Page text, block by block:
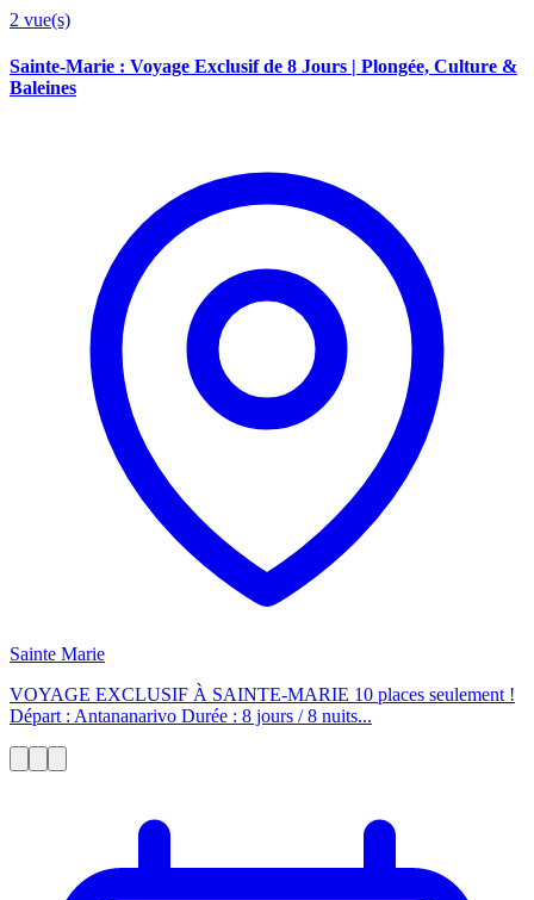
2 vue(s)
Sainte-Marie : Voyage Exclusif de 8 Jours | Plongée, Culture &
Baleines
Sainte Marie
VOYAGE EXCLUSIF À SAINTE-MARIE 10 places seulement !
Départ : Antananarivo Durée : 8 jours / 8 nuits...